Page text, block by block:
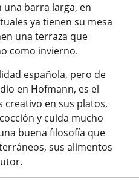
una barra larga, en
ya tienen su mesa
una terraza que
como invierno.
española, pero de
en Hofmann, es el
creativo en sus platos,
y cuida mucho
buena filosofía que
sus alimentos